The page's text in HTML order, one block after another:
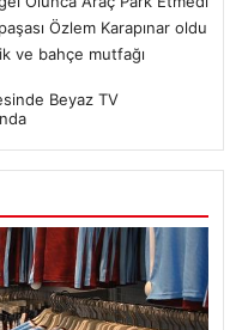
Özlem Karapınar oldu
ve bahçe mutfağı
Beyaz TV